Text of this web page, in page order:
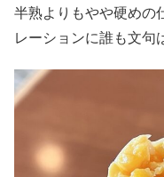
半熟よりもやや硬めの
レーションに誰も文句